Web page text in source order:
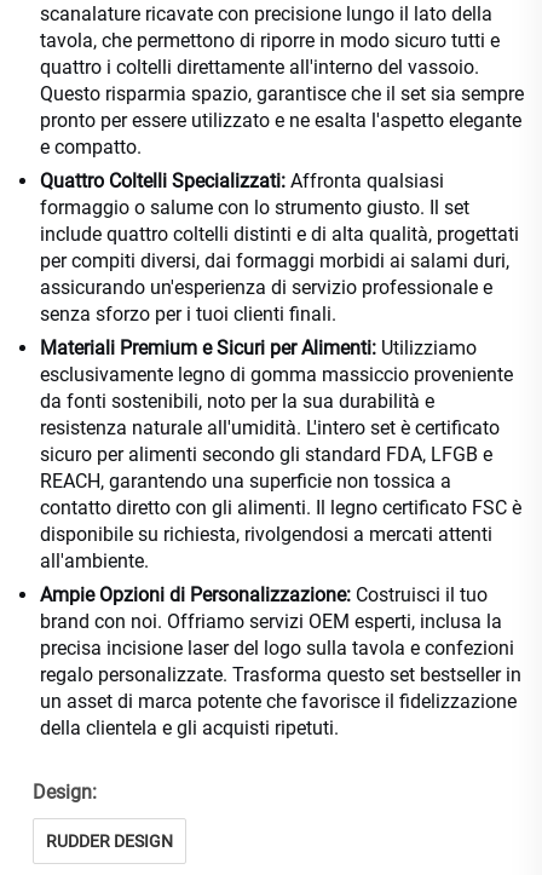
scanalature ricavate con precisione lungo il lato della
tavola, che permettono di riporre in modo sicuro tutti e
quattro i coltelli direttamente all'interno del vassoio.
Questo risparmia spazio, garantisce che il set sia sempre
pronto per essere utilizzato e ne esalta l'aspetto elegante
e compatto.
Quattro Coltelli Specializzati: Affronta qualsiasi
formaggio o salume con lo strumento giusto. Il set
include quattro coltelli distinti e di alta qualità, progettati
per compiti diversi, dai formaggi morbidi ai salami duri,
assicurando un'esperienza di servizio professionale e
senza sforzo per i tuoi clienti finali.
Materiali Premium e Sicuri per Alimenti: Utilizziamo
esclusivamente legno di gomma massiccio proveniente
da fonti sostenibili, noto per la sua durabilità e
resistenza naturale all'umidità. L'intero set è certificato
sicuro per alimenti secondo gli standard FDA, LFGB e
REACH, garantendo una superficie non tossica a
contatto diretto con gli alimenti. Il legno certificato FSC è
disponibile su richiesta, rivolgendosi a mercati attenti
all'ambiente.
Ampie Opzioni di Personalizzazione: Costruisci il tuo
brand con noi. Offriamo servizi OEM esperti, inclusa la
precisa incisione laser del logo sulla tavola e confezioni
regalo personalizzate. Trasforma questo set bestseller in
un asset di marca potente che favorisce il fidelizzazione
della clientela e gli acquisti ripetuti.
Design:
RUDDER DESIGN